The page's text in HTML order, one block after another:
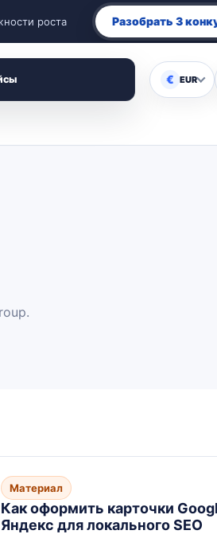
роста Разобрать 3
€ EUR
Материал
Как оформить карточки
Яндекс для локального SEO